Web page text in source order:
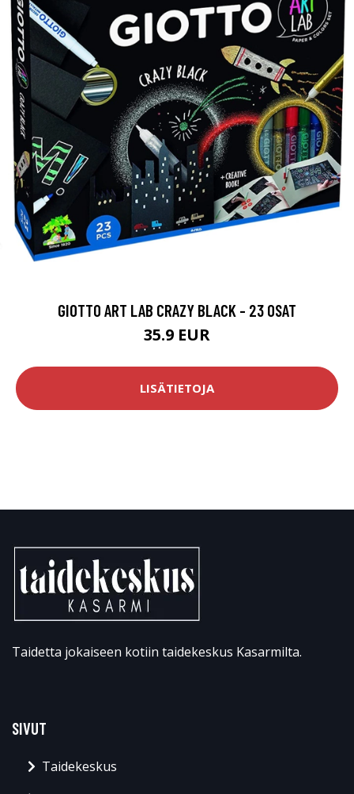
GIOTTO ART LAB CRAZY BLACK - 23 OSAT
35.9 EUR
LISÄTIETOJA
Taidetta jokaiseen kotiin taidekeskus Kasarmilta.
SIVUT
Taidekeskus